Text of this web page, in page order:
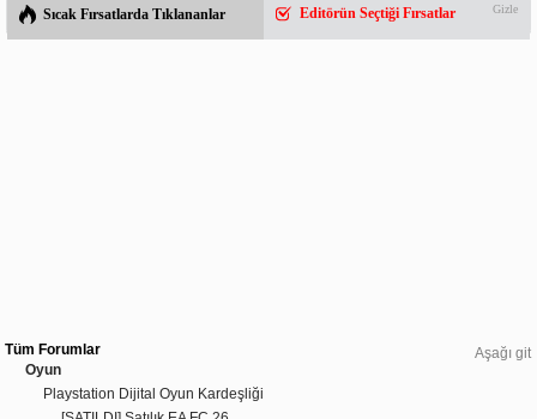
Sıcak Fırsatlarda Tıklananlar Editörün Seçtiği Fırsatlar Gizle
Aşağı git
Tüm Forumlar
Oyun
Playstation Dijital Oyun Kardeşliği